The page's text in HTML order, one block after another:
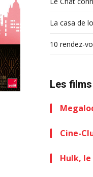
La casa de
10 rendez-
Les
Cine-
Hulk,